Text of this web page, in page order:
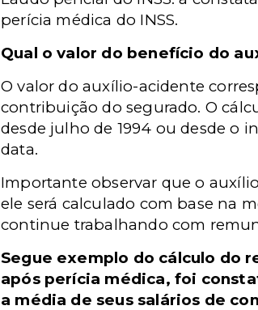
perícia médica do INSS.
Qual o valor do benefício do
O valor do auxílio-acidente
contribuição do segurado. O
desde julho de 1994 ou desde o
data.
Importante observar que o
ele será calculado com base na
continue trabalhando com
Segue exemplo do cálculo do
após perícia médica, foi
a média de seus salários de